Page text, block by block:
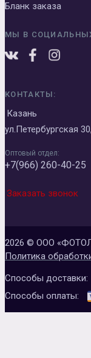
Бланк заказа
МЫ В
КОНТАКТЫ:
Казань
ул.Петербургская
Оптовый отдел:
+7(966) 260-40-25
Заказать звонок
2026 © ООО
Политика
Способы доставки:
Способы оплаты: